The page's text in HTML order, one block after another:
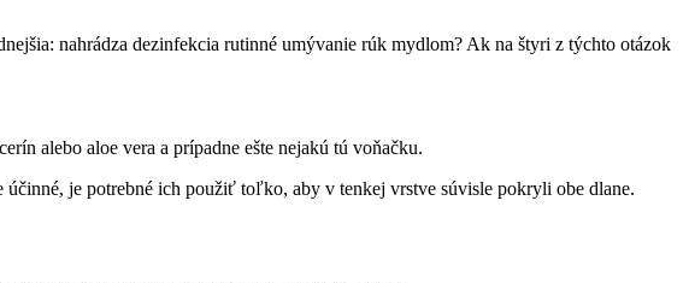
nahrádza dezinfekcia rutinné umývanie rúk mydlom? Ak na štyri z týchto otázok
alebo aloe vera a prípadne ešte nejakú tú voňačku.
je potrebné ich použiť toľko, aby v tenkej vrstve súvisle pokryli obe dlane.